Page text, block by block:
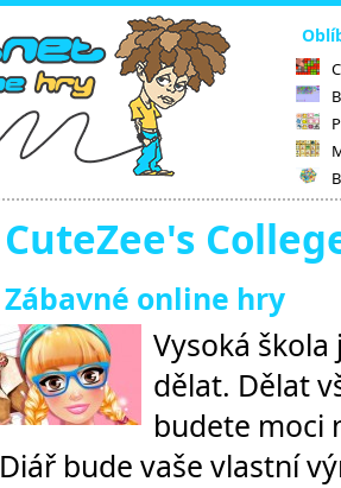
CuteZee's
Zábavné online hry
Vysoká
dělat. Dělat
budete moci
Diář bude vaše vlastní